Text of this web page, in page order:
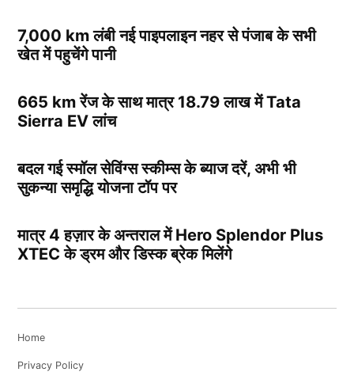
7,000 km लंबी नई पाइपलाइन नहर से पंजाब के सभी
खेत में पहुचेंगे पानी
665 km रेंज के साथ मात्र 18.79 लाख में Tata
Sierra EV लांच
बदल गई स्मॉल सेविंग्स स्कीम्स के ब्याज दरें, अभी भी
सुकन्या समृद्धि योजना टॉप पर
मात्र 4 हज़ार के अन्तराल में Hero Splendor Plus
XTEC के ड्रम और डिस्क ब्रेक मिलेंगे
Home
Privacy Policy